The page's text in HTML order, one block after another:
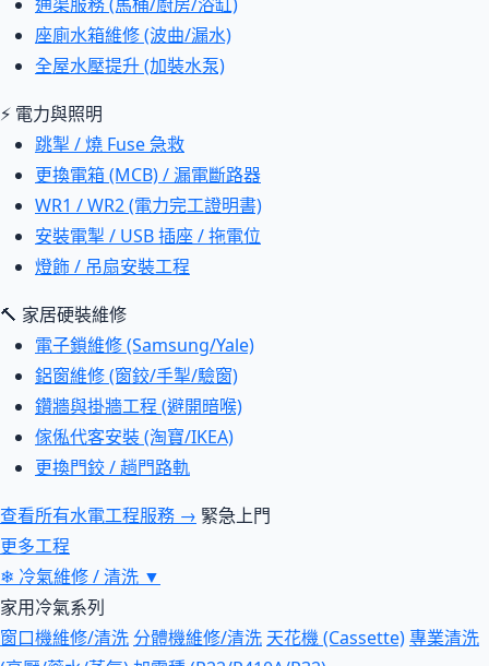
座廁水箱維修 (波曲/漏水)
全屋水壓提升 (加裝水泵)
⚡ 電力與照明
跳掣 / 燒 Fuse 急救
更換電箱 (MCB) / 漏電斷路器
WR1 / WR2 (電力完工證明書)
安裝電掣 / USB 插座 / 拖電位
燈飾 / 吊扇安裝工程
🔨 家居硬裝維修
電子鎖維修 (Samsung/Yale)
鋁窗維修 (窗鉸/手掣/驗窗)
鑽牆與掛牆工程 (避開暗喉)
傢俬代客安裝 (淘寶/IKEA)
更換門鉸 / 趟門路軌
查看所有水電工程服務 → 緊急上門
更多工程
❄ 冷氣維修 / 清洗 ▼
家用冷氣系列
窗口機維修/清洗 分體機維修/清洗 天花機 (Cassette)專業清洗